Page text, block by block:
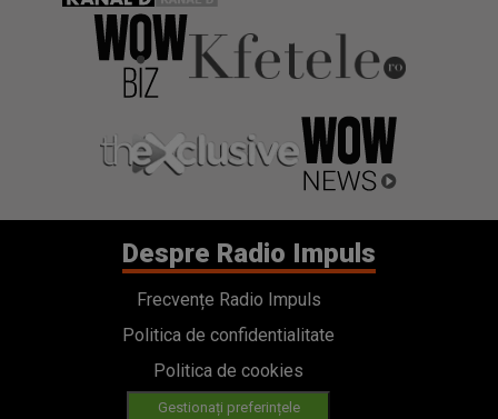
Despre Radio Impuls
Frecvențe Radio Impuls
Politica de confidentialitate
Politica de cookies
Gestionați preferințele